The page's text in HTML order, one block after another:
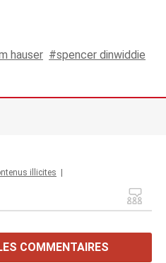
hauser
spencer dinwiddie
illicites
COMMENTAIRES